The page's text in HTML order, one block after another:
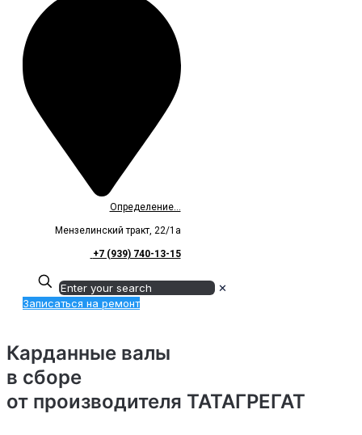
Определение...
Мензелинский тракт, 22/1а
+7 (939) 740-13-15
✕
Записаться на ремонт
Карданные валы
в сборе
от производителя ТАТАГРЕГАТ